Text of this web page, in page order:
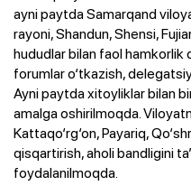
ayni paytda Samarqand
rayoni, Shandun, Shensi,
hududlar bilan faol
forumlar o‘tkazish,
Ayni paytda xitoyliklar bilan
amalga oshirilmoqda.
Kattaqo‘rg‘on, Payariq,
qisqartirish, aholi bandligini
foydalanilmoqda.